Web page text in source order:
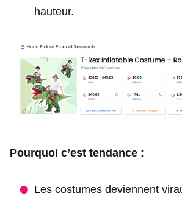
hauteur.
Pourquoi c’est tendance :
Les costumes deviennent